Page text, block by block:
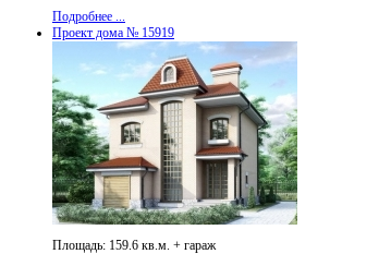
Подробнее ...
Проект дома № 15919
Площадь: 159.6 кв.м. + гараж